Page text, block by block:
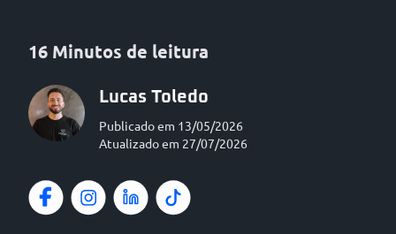
16 Minutos de leitura
Lucas Toledo
Publicado em 13/05/2026
Atualizado em 27/07/2026